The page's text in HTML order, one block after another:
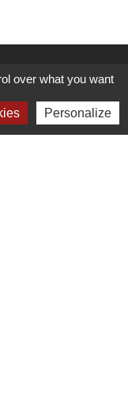
over what you want
Personalize